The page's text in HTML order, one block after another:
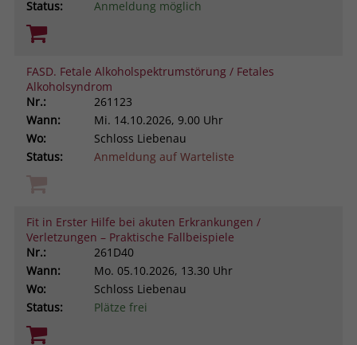
Status: Anmeldung möglich
FASD. Fetale Alkoholspektrumstörung / Fetales
Alkoholsyndrom
Nr.:
261123
Wann:
Mi. 14.10.2026, 9.00 Uhr
Wo:
Schloss Liebenau
Status:
Anmeldung auf Warteliste
Fit in Erster Hilfe bei akuten Erkrankungen /
Verletzungen – Praktische Fallbeispiele
Nr.:
261D40
Wann:
Mo. 05.10.2026, 13.30 Uhr
Wo:
Schloss Liebenau
Status:
Plätze frei